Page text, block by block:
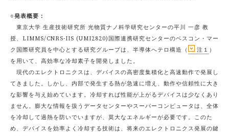
○発表概要：
東京大学 生産技術研究所 光物質ナノ科学研究センターの平川 一彦 教
授、LIMMS/CNRS-IIS (UMI2820)国際連携研究センターのベスコン・マー
ク国際研究員を中心とする研究グループは、半導体へテロ構造（
注１ ）
を用いて、高効率な冷却素子を開発しました。
現代のエレクトロニクスは、デバイスの高密度集積化と高速動作で発展し
てきました。しかし、内部で発生する熱が急速に増え、動作や信頼性に大き
な影響を与え始めています。冷却すれば性能が上がるデバイスは少なくあり
ません。膨大な情報を扱うデータセンターやスーパーコンピュータは、全体
を冷却して過熱を防いでいますが、莫大なエネルギーが必要です。このた
め、デバイスを効率よく冷却する技術は、将来のエレクトロニクス発展の鍵